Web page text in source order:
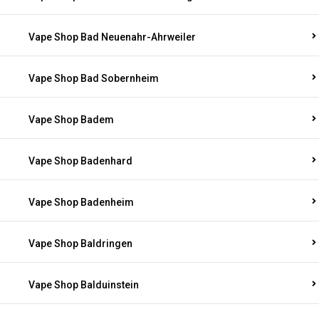
Vape Shop Bad Neuenahr-Ahrweiler
Vape Shop Bad Sobernheim
Vape Shop Badem
Vape Shop Badenhard
Vape Shop Badenheim
Vape Shop Baldringen
Vape Shop Balduinstein